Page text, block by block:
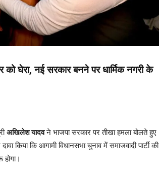
को घेरा, नई सरकार बनने पर धार्मिक नगरी के
अखिलेश यादवने भाजपा सरकार पर तीखा हमला बोलते हुए
किया कि आगामी विधानसभा चुनाव में समाजवादी पार्टी की